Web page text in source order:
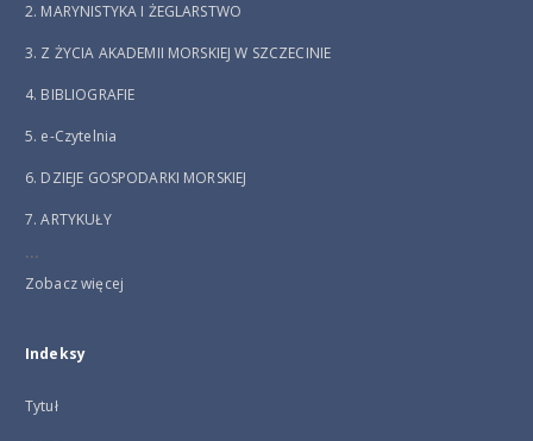
2. MARYNISTYKA I ŻEGLARSTWO
3. Z ŻYCIA AKADEMII MORSKIEJ W SZCZECINIE
4. BIBLIOGRAFIE
5. e-Czytelnia
6. DZIEJE GOSPODARKI MORSKIEJ
7. ARTYKUŁY
...
Zobacz więcej
Indeksy
Tytuł